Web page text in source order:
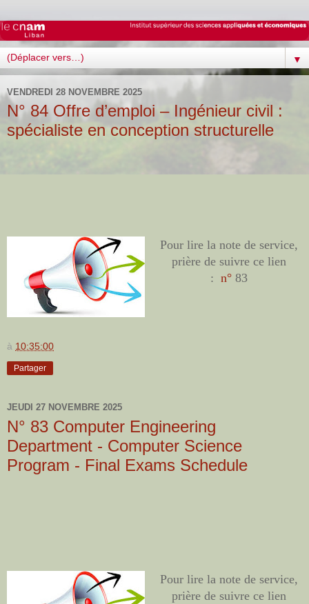
▼
VENDREDI 28 NOVEMBRE 2025
N° 84 Offre d’emploi – Ingénieur civil :
spécialiste en conception structurelle
Pour lire la note de service,
prière de suivre ce lien
: n° 83
à 10:35:00
Partager
JEUDI 27 NOVEMBRE 2025
N° 83 Computer Engineering
Department - Computer Science
Program - Final Exams Schedule
Pour lire la note de service,
prière de suivre ce lien